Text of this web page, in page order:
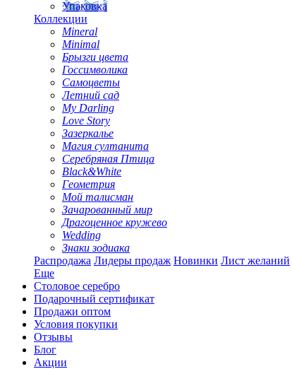
Упаковка
Коллекции
Mineral
Minimal
Брызги цвета
Госсимволика
Самоцветы
Летний сад
My Darling
Love Story
Зазеркалье
Магия султанита
Серебряная Птица
Black&White
Геометрия
Мой талисман
Зачарованный мир
Драгоценное кружево
Wedding
Знаки зодиака
Распродажа Лидеры продаж Новинки Лист желаний
Еще
Столовое серебро
Подарочный сертификат
Продажи оптом
Условия покупки
Отзывы
Блог
Акции